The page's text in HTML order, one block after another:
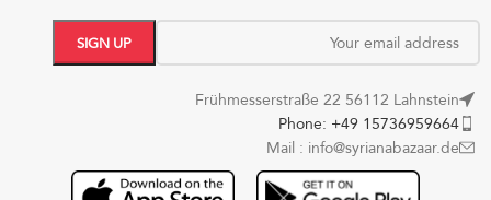
Frühmesserstraße 22 56112 Lahnstein
Phone: +49 15736959664
Mail : info@syrianabazaar.de